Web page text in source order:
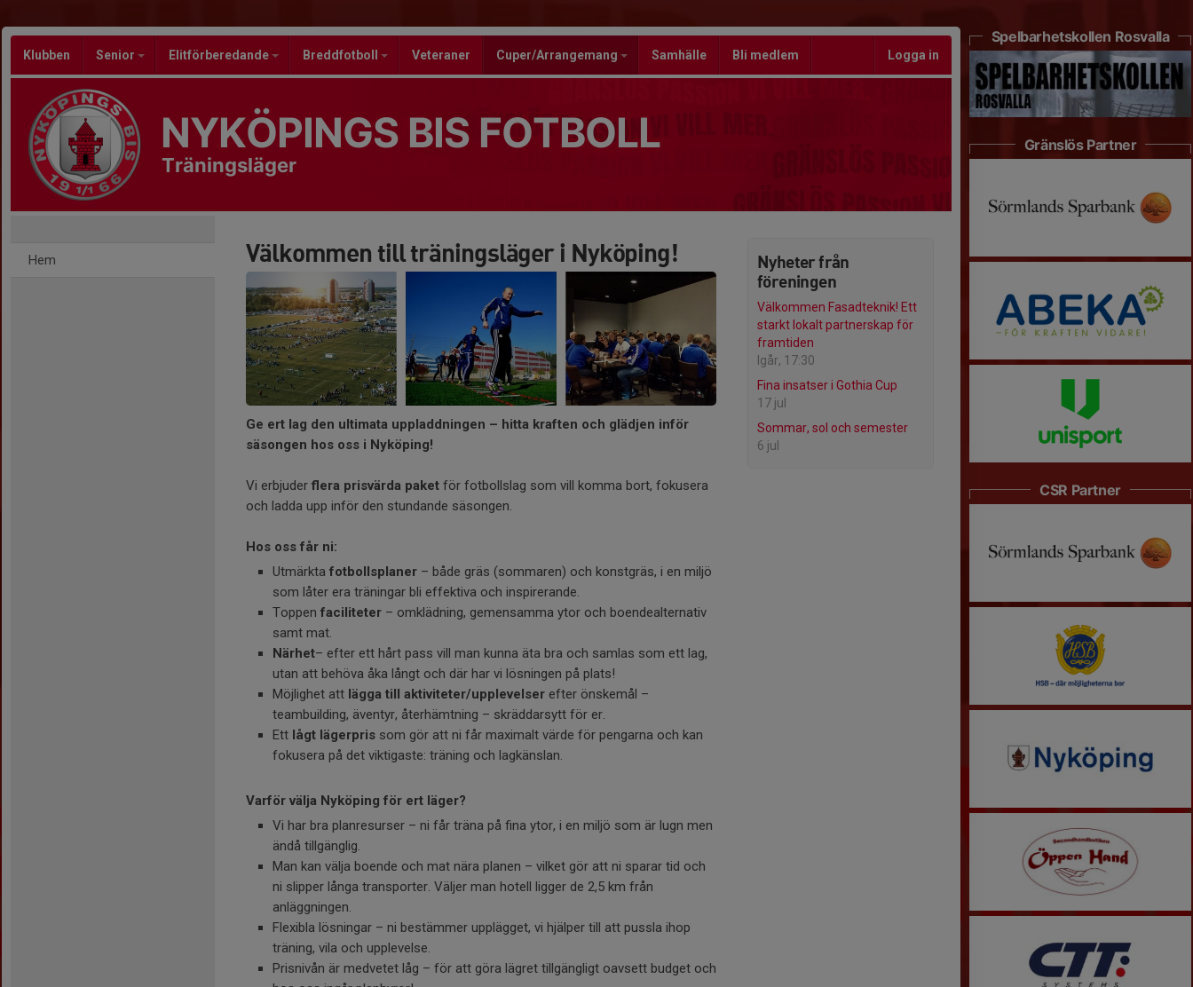
Klubben Senior Elitförberedande Breddfotboll Veteraner Cuper/Arrangemang Samhälle Bli medlem Logga in
NYKÖPINGS BIS FOTBOLL
Träningsläger
Hem
Nyheter från
föreningen
Välkommen Fasadteknik! Ett
starkt lokalt partnerskap för
framtiden
Igår, 17:30
Fina insatser i Gothia Cup
17 jul
Sommar, sol och semester
6 jul
Välkommen till träningsläger i Nyköping!
Ge ert lag den ultimata uppladdningen – hitta kraften och glädjen inför
säsongen hos oss i Nyköping!
Vi erbjuder flera prisvärda paket för fotbollslag som vill komma bort, fokusera
och ladda upp inför den stundande säsongen.
Hos oss får ni:
Utmärkta fotbollsplaner – både gräs (sommaren) och konstgräs, i en miljö
som låter era träningar bli effektiva och inspirerande.
Toppen faciliteter – omklädning, gemensamma ytor och boendealternativ
samt mat.
Närhet– efter ett hårt pass vill man kunna äta bra och samlas som ett lag,
utan att behöva åka långt och där har vi lösningen på plats!
Möjlighet att lägga till aktiviteter/upplevelser efter önskemål –
teambuilding, äventyr, återhämtning – skräddarsytt för er.
Ett lågt lägerpris som gör att ni får maximalt värde för pengarna och kan
fokusera på det viktigaste: träning och lagkänslan.
Varför välja Nyköping för ert läger?
Vi har bra planresurser – ni får träna på fina ytor, i en miljö som är lugn men
ändå tillgänglig.
Man kan välja boende och mat nära planen – vilket gör att ni sparar tid och
ni slipper långa transporter. Väljer man hotell ligger de 2,5 km från
anläggningen.
Flexibla lösningar – ni bestämmer upplägget, vi hjälper till att pussla ihop
träning, vila och upplevelse.
Prisnivån är medvetet låg – för att göra lägret tillgängligt oavsett budget och
Spelbarhetskollen Rosvalla
Gränslös Partner
CSR Partner